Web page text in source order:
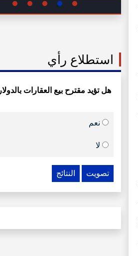
استطلاع رأي
هل تؤيد مقترح بيع العقارات بالدولار
نعم
لا
تصويت النتائج